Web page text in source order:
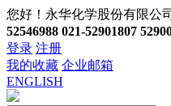
您好！永华化学股份有限公
52546988 021-52901807
登录 注册
我的收藏 企业邮箱
ENGLISH